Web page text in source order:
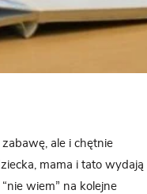
ale i chętnie
mama i tato wydają
wiem” na kolejne